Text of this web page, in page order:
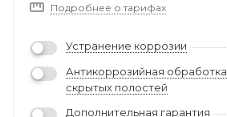
Подробнее о тарифах
Устранение коррозии
Антикоррозийная обработка
скрытых полостей
Дополнительная гарантия